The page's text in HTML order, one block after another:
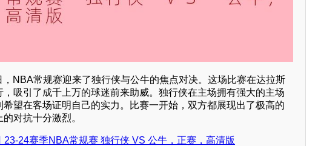
，NBA常规赛迎来了独行侠与公牛的焦点对决。这场比赛在达拉斯
，吸引了成千上万的球迷前来助威。独行侠在主场拥有强大的主场
希望在客场证明自己的实力。比赛一开始，双方都展现出了极高的
对抗十分激烈。
23-24赛季NBA常规赛 独行侠 VS 公牛，正赛，高清版